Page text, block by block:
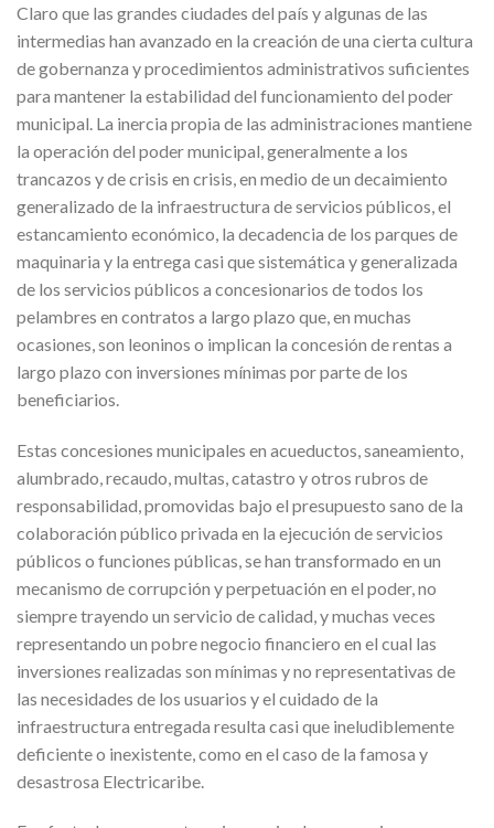
Claro que las grandes ciudades del país y algunas de las
intermedias han avanzado en la creación de una cierta cultura
de gobernanza y procedimientos administrativos suficientes
para mantener la estabilidad del funcionamiento del poder
municipal. La inercia propia de las administraciones mantiene
la operación del poder municipal, generalmente a los
trancazos y de crisis en crisis, en medio de un decaimiento
generalizado de la infraestructura de servicios públicos, el
estancamiento económico, la decadencia de los parques de
maquinaria y la entrega casi que sistemática y generalizada
de los servicios públicos a concesionarios de todos los
pelambres en contratos a largo plazo que, en muchas
ocasiones, son leoninos o implican la concesión de rentas a
largo plazo con inversiones mínimas por parte de los
beneficiarios.
Estas concesiones municipales en acueductos, saneamiento,
alumbrado, recaudo, multas, catastro y otros rubros de
responsabilidad, promovidas bajo el presupuesto sano de la
colaboración público privada en la ejecución de servicios
públicos o funciones públicas, se han transformado en un
mecanismo de corrupción y perpetuación en el poder, no
siempre trayendo un servicio de calidad, y muchas veces
representando un pobre negocio financiero en el cual las
inversiones realizadas son mínimas y no representativas de
las necesidades de los usuarios y el cuidado de la
infraestructura entregada resulta casi que ineludiblemente
deficiente o inexistente, como en el caso de la famosa y
desastrosa Electricaribe.